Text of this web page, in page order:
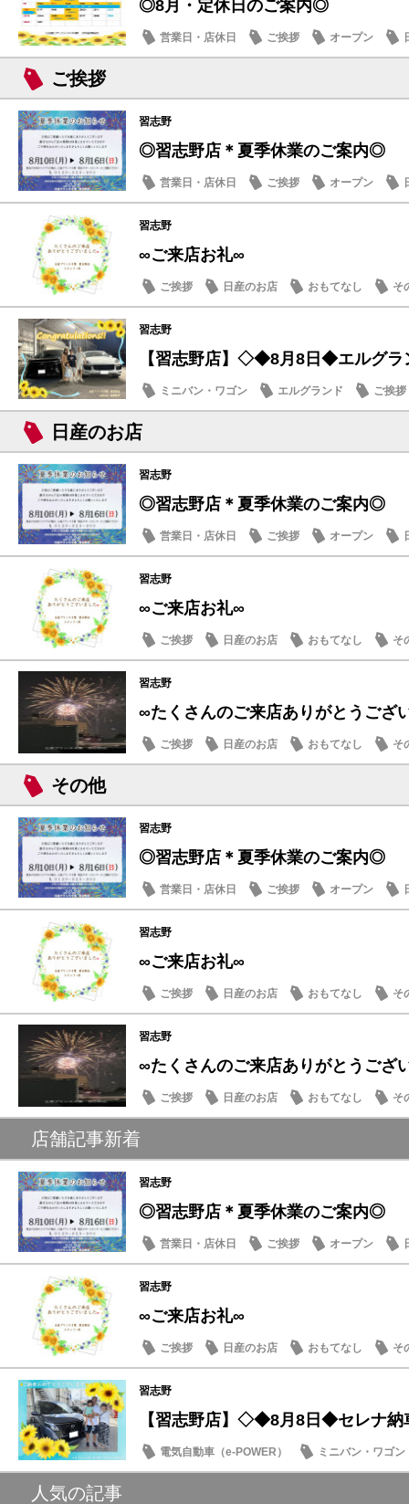
◎8月・定休日のご案内◎
営業日・店休日 ご挨拶 オープン
ご挨拶
習志野
◎習志野店＊夏季休業のご案内◎
営業日・店休日 ご挨拶 オープン
習志野
∞ご来店お礼∞
ご挨拶 日産のお店 おもてなし そ
習志野
【習志野店】◇◆8月8日◆エルグ
ミニバン・ワゴン エルグランド ご挨拶
日産のお店
習志野
◎習志野店＊夏季休業のご案内◎
営業日・店休日 ご挨拶 オープン
習志野
∞ご来店お礼∞
ご挨拶 日産のお店 おもてなし そ
習志野
∞たくさんのご来店ありがとうござ
ご挨拶 日産のお店 おもてなし そ
その他
習志野
◎習志野店＊夏季休業のご案内◎
営業日・店休日 ご挨拶 オープン
習志野
∞ご来店お礼∞
ご挨拶 日産のお店 おもてなし そ
習志野
∞たくさんのご来店ありがとうござ
ご挨拶 日産のお店 おもてなし そ
店舗記事新着
習志野
◎習志野店＊夏季休業のご案内◎
営業日・店休日 ご挨拶 オープン
習志野
∞ご来店お礼∞
ご挨拶 日産のお店 おもてなし そ
習志野
【習志野店】◇◆8月8日◆セレナ
電気自動車（e-POWER）
ミニバン・ワゴン
納車式
人気の記事